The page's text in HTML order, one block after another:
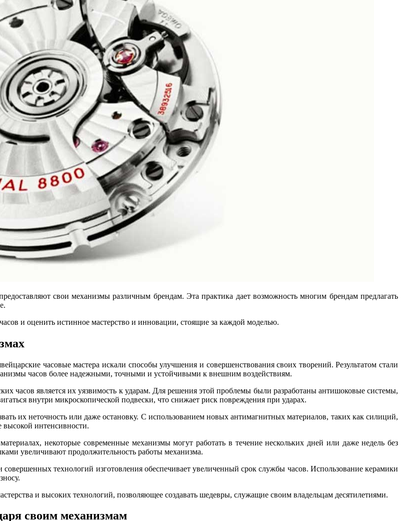
свои механизмы различным брендам. Эта практика дает возможность многим брендам предлагать
и оценить истинное мастерство и инновации, стоящие за каждой моделью.
часовые мастера искали способы улучшения и совершенствования своих творений. Результатом стали
часов более надежными, точными и устойчивыми к внешним воздействиям.
часов является их уязвимость к ударам. Для решения этой проблемы были разработаны антишоковые системы,
внутри микроскопической подвески, что снижает риск повреждения при ударах.
их неточность или даже остановку. С использованием новых антимагнитных материалов, таких как силиций,
высокой интенсивности.
некоторые современные механизмы могут работать в течение нескольких дней или даже недель без
увеличивают продолжительность работы механизма.
технологий изготовления обеспечивает увеличенный срок службы часов. Использование керамики
и высоких технологий, позволяющее создавать шедевры, служащие своим владельцам десятилетиями.
своим механизмам